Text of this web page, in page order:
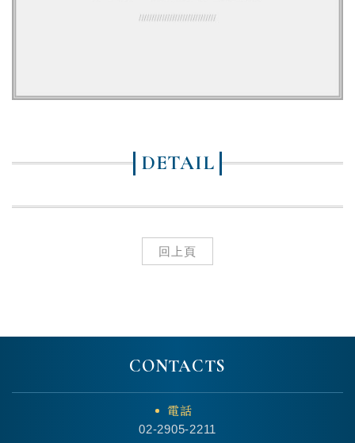
DETAIL
回上頁
CONTACTS
電話
02-2905-2211